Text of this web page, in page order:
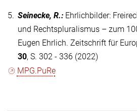
5. Seinecke, R.: Ehrlichbilder:
und Rechtspluralismus – zum
Eugen Ehrlich. Zeitschrift für
30, S. 302 - 336 (2022)
MPG.PuRe